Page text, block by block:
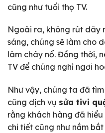
cũng như tuổi thọ TV.
Ngoài ra, không rút dây
sáng, chúng sẽ làm cho
làm cháy nổ. Đồng thời,
TV để chúng nghỉ ngơi
Như vậy, chúng ta đã
cũng dịch vụ sửa tivi
rằng khách hàng đã
chi tiết cũng như nắm